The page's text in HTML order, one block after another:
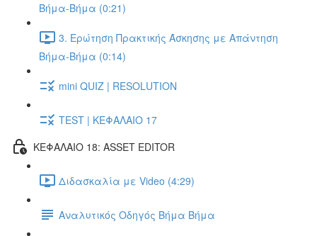
Βήμα-Βήμα (0:21)
3. Ερώτηση Πρακτικής Άσκησης με Απάντηση
Βήμα-Βήμα (0:14)
mini QUIZ | RESOLUTION
TEST | ΚΕΦΑΛΑΙΟ 17
ΚΕΦΑΛΑΙΟ 18: ASSET EDITOR
Διδασκαλία με Video (4:29)
Αναλυτικός Οδηγός Βήμα Βήμα